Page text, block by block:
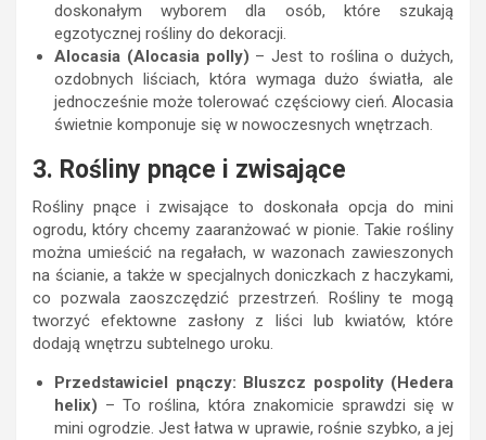
doskonałym wyborem dla osób, które szukają
egzotycznej rośliny do dekoracji.
Alocasia (Alocasia polly) – Jest to roślina o dużych,
ozdobnych liściach, która wymaga dużo światła, ale
jednocześnie może tolerować częściowy cień. Alocasia
świetnie komponuje się w nowoczesnych wnętrzach.
3. Rośliny pnące i zwisające
Rośliny pnące i zwisające to doskonała opcja do mini
ogrodu, który chcemy zaaranżować w pionie. Takie rośliny
można umieścić na regałach, w wazonach zawieszonych
na ścianie, a także w specjalnych doniczkach z haczykami,
co pozwala zaoszczędzić przestrzeń. Rośliny te mogą
tworzyć efektowne zasłony z liści lub kwiatów, które
dodają wnętrzu subtelnego uroku.
Przedstawiciel pnączy: Bluszcz pospolity (Hedera
helix) – To roślina, która znakomicie sprawdzi się w
mini ogrodzie. Jest łatwa w uprawie, rośnie szybko, a jej